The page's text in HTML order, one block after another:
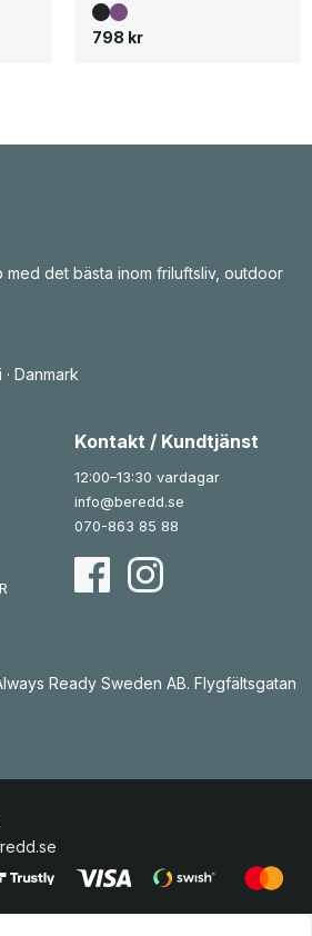
798 kr
det bästa inom friluftsliv, outdoor
· Danmark
Kontakt / Kundtjänst
12:00–13:30 vardagar
info@beredd.se
070-863 85 88
Ready Sweden AB. Flygfältsgatan